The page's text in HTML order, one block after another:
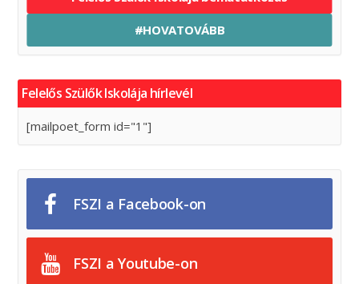
#HOVATOVÁBB
Felelős Szülők Iskolája hírlevél
[mailpoet_form id="1"]
FSZI a Facebook-on
FSZI a Youtube-on